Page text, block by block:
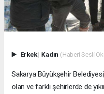
Erkek| Kadın (Haberi Sesli
Sakarya Büyükşehir
olan ve farklı şehirlerde de